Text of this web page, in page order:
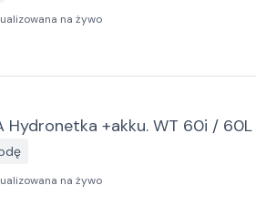
na żywo
Hydronetka +akku. WT 60i / 60L
na żywo